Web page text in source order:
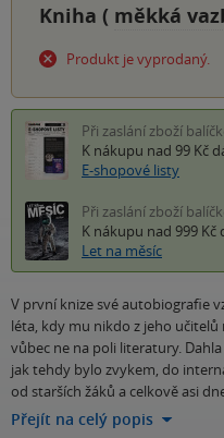
Kniha ( měkká
Produkt je vyprodaný.
Při zaslání zboží
K nákupu nad 99 Kč
E-shopové listy
Při zaslání zboží
K nákupu nad 999 Kč
Let na měsíc
V první knize své autobiografie
léta, kdy mu nikdo z jeho
vůbec ne na poli literatury.
jak tehdy bylo zvykem, do
od starších žáků a celkově asi
Přejít na celý popis